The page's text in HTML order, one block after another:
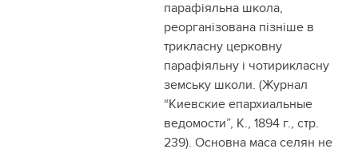
парафіяльна школа,
реорганізована пізніше в
трикласну церковну
парафіяльну і чотирикласну
земську школи. (Журнал
“Киевские епархиальные
ведомости”, К., 1894 г., стр.
239). Основна маса селян не